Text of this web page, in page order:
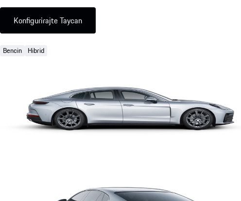
Konfigurirajte Taycan
Bencin Hibrid